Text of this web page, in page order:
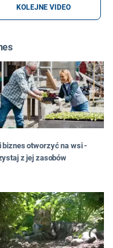
KOLEJNE VIDEO
biznes otworzyć na wsi -
z jej zasobów